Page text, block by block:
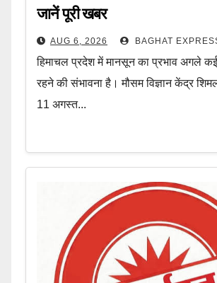
जानें पूरी खबर
AUG 6, 2026 BAGHAT
हिमाचल प्रदेश में मानसून का प्रभाव अगले
रहने की संभावना है। मौसम विज्ञान केंद्र
11 अगस्त...